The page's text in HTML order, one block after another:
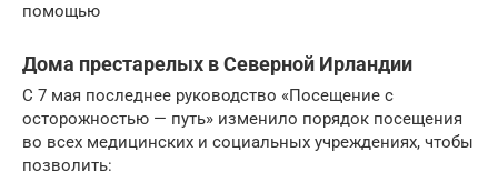
помощью
Дома престарелых в Северной Ирландии
С 7 мая последнее руководство «Посещение с
осторожностью — путь» изменило порядок посещения
во всех медицинских и социальных учреждениях, чтобы
позволить: